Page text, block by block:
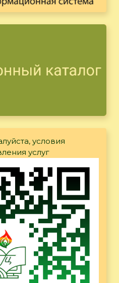
условия
услуг